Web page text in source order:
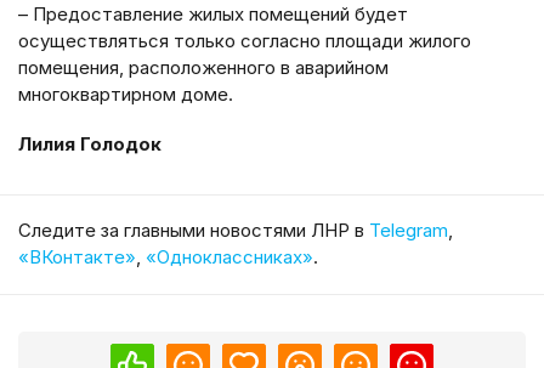
– Предоставление жилых помещений будет
осуществляться только согласно площади жилого
помещения, расположенного в аварийном
многоквартирном доме.
Лилия Голодок
Cледите за главными новостями ЛНР в Telegram,
«ВКонтакте», «Одноклассниках».